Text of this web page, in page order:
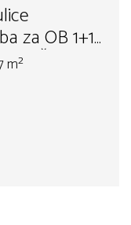
za OB 1+1
Černá
m²